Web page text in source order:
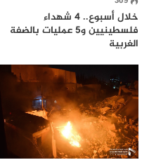
خلال أسبوع.. 4 شهداء
فلسطينيين و5 عمليات بالضفة
الغربية